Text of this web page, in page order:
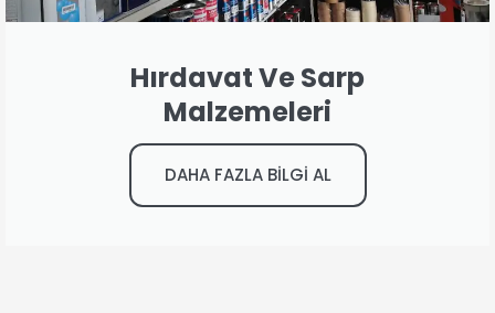
Hırdavat Ve Sarp
Malzemeleri
DAHA FAZLA BİLGİ AL